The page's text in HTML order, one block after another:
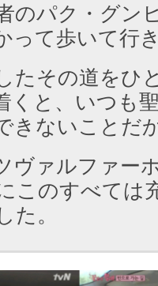
のパク・グン
って歩いて行
たその道をひ
くと、いつも
きないことだ
ヴァルファー
このすべては
た。